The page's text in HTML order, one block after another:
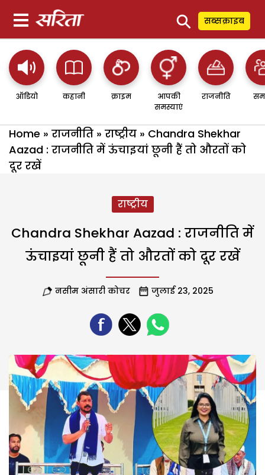
⚲ सब्सक्राइब
ऑडियो कहानी क्राइम
आपकी
समस्याएं
राजनीति
Home » राजनीति » राष्ट्रीय » Chandra Shekhar
Aazad : राजनीति में ऊंचाइयां छूनी हैं तो औरतों को
दूर रखें
राष्ट्रीय
Chandra Shekhar Aazad : राजनीति में
ऊंचाइयां छूनी हैं तो औरतों को दूर रखें
नसीम अंसारी कोचर जुलाई 23, 2025